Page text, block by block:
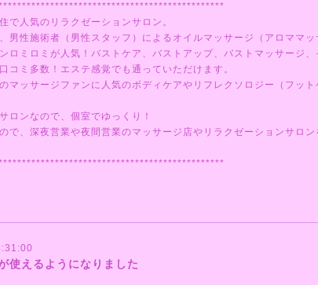
で人気のリラクゼーションサロン。
男性施術者（男性スタッフ）によるオイルマッサージ（アロママッ
ロミロミが人気！バストケア、バストアップ、バストマッサージ
コミ多数！エステ感覚でも通っていただけます。
マッサージファンに人気のボディケアやリフレクソロジー（フッ
ロンなので、個室でゆっくり！
で、深夜営業や夜間営業のマッサージ店やリラクゼーションサロ
使えるようになりました